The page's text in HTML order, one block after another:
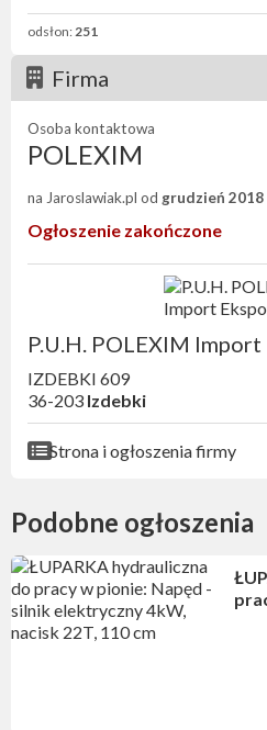
odsłon:251
Firma
Osoba kontaktowa
POLEXIM
na Jaroslawiak.pl od grudzień 2018
Ogłoszenie zakończone
P.U.H. POLEXIM
IZDEBKI 609
36-203 Izdebki
Strona i ogłoszenia firmy
Podobne ogłoszenia